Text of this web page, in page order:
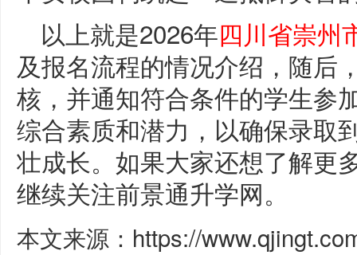
以上就是2026年四川省崇州
及报名流程的情况介绍，随后
核，并通知符合条件的学生参
综合素质和潜力，以确保录取
壮成长。如果大家还想了解更
继续关注前景通升学网。
本文来源：https://